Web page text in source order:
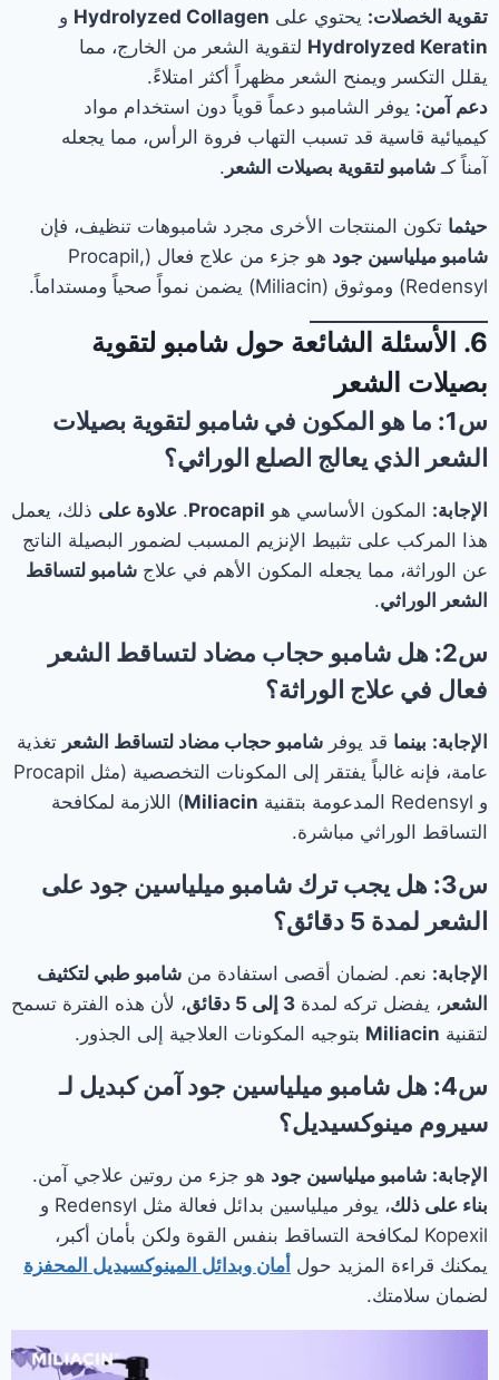
تقوية الخصلات: يحتوي على Hydrolyzed Collagen و
Hydrolyzed Keratin لتقوية الشعر من الخارج، مما
يقلل التكسر ويمنح الشعر مظهراً أكثر امتلاءً.
دعم آمن: يوفر الشامبو دعماً قوياً دون استخدام مواد
كيميائية قاسية قد تسبب التهاب فروة الرأس، مما يجعله
آمناً كـ شامبو لتقوية بصيلات الشعر .
حيثما تكون المنتجات الأخرى مجرد شامبوهات تنظيف، فإن
شامبو ميلياسين جود
هو جزء من علاج فعال (Procapil,
Redensyl) وموثوق (Miliacin) يضمن نمواً صحياً ومستداماً.
6. الأسئلة الشائعة حول شامبو لتقوية
بصيلات الشعر
س1: ما هو المكون في
شامبو لتقوية بصيلات
الشعر الذي يعالج الصلع الوراثي؟
الإجابة: المكون الأساسي هو Procapil
. علاوة على ذلك، يعمل
هذا المركب على تثبيط الإنزيم المسبب لضمور البصيلة الناتج
عن الوراثة، مما يجعله المكون الأهم في علاج شامبو لتساقط
الشعر الوراثي.
س2: هل
شامبو حجاب مضاد لتساقط الشعر
فعال في علاج الوراثة؟
الإجابة: بينما قد يوفر شامبو حجاب مضاد لتساقط الشعر تغذية
عامة، فإنه غالباً يفتقر إلى المكونات التخصصية (مثل Procapil
و Redensyl المدعومة بتقنية
Miliacin) اللازمة لمكافحة
التساقط الوراثي مباشرة.
س3: هل يجب ترك شامبو ميلياسين جود على
الشعر لمدة 5 دقائق؟
الإجابة: نعم. لضمان أقصى استفادة من شامبو طبي لتكثيف
الشعر ، يفضل تركه لمدة 3 إلى 5 دقائق
، لأن هذه الفترة تسمح
لتقنية Miliacin بتوجيه المكونات العلاجية إلى الجذور.
س4: هل شامبو ميلياسين جود آمن كبديل لـ
سيروم مينوكسيديل؟
الإجابة: شامبو ميلياسين جود هو جزء من روتين علاجي آمن.
بناء على ذلك
، يوفر ميلياسين بدائل فعالة مثل Redensyl و
Kopexil لمكافحة التساقط بنفس القوة ولكن بأمان أكبر،
يمكنك قراءة المزيد حول أمان وبدائل المينوكسيديل المحفزة
لضمان سلامتك.